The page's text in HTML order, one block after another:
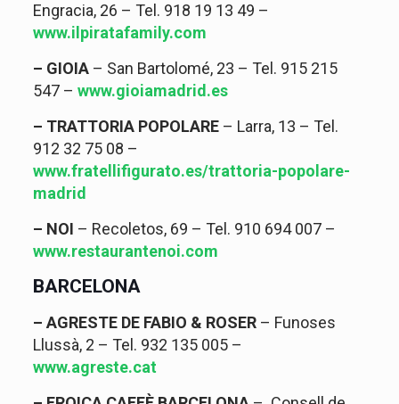
Engracia, 26 – Tel. 918 19 13 49 –
www.ilpiratafamily.com
– GIOIA – San Bartolomé, 23 – Tel. 915 215
547– www.gioiamadrid.es
– TRATTORIA POPOLARE – Larra, 13 – Tel.
912 32 75 08 –
www.fratellifigurato.es/trattoria-popolare-
madrid
– NOI – Recoletos, 69 – Tel. 910 694 007–
www.restaurantenoi.com
BARCELONA
– AGRESTE DE FABIO & ROSER– Funoses
Llussà, 2 – Tel. 932 135 005 –
www.agreste.cat